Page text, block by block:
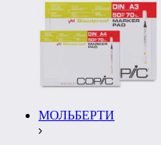
МОЛЬБЕРТИ